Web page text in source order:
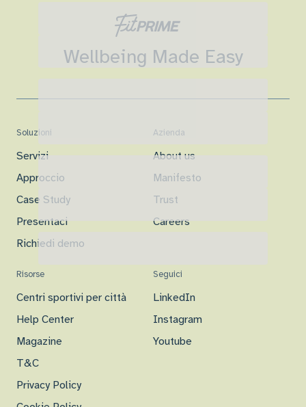
Wellbeing Made Easy
Soluzioni
Servizi
Approccio
Case Study
Presentaci
Richiedi demo
Azienda
About us
Manifesto
Trust
Careers
Risorse
Centri sportivi per città
Help Center
Magazine
T&C
Privacy Policy
Seguici
LinkedIn
Instagram
Youtube